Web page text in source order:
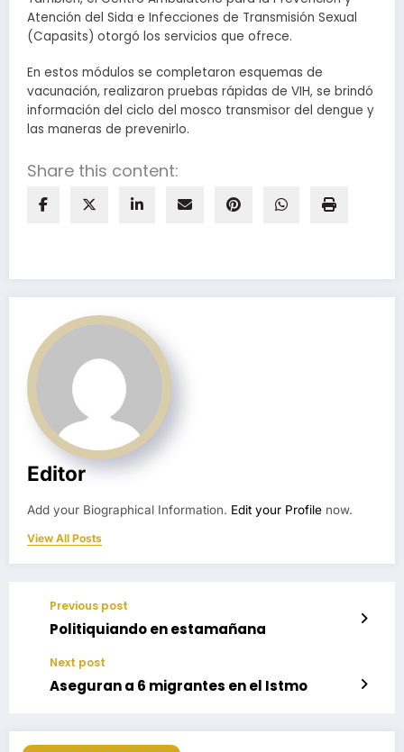
Atención del Sida e Infecciones de Transmisión Sexual
(Capasits) otorgó los servicios que ofrece.
En estos módulos se completaron esquemas de
vacunación, realizaron pruebas rápidas de VIH, se brindó
información del ciclo del mosco transmisor del dengue y
las maneras de prevenirlo.
Share this content:
Editor
Add your Biographical Information. Edit your Profile now.
View All Posts
Previous post
Politiquiando en estamañana
Next post
Aseguran a 6 migrantes en el Istmo